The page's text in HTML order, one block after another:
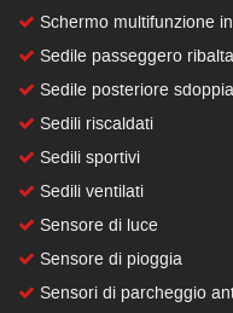
Schermo multifunzione
Sedile passeggero
Sedile posteriore
Sedili riscaldati
Sedili sportivi
Sedili ventilati
Sensore di luce
Sensore di pioggia
Sensori di parcheggio